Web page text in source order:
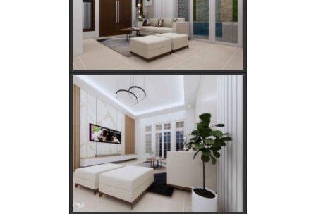
Rahasia Memilih Hari Baik untuk Membangun Rumah
Menurut Hitungan Jawa
Keajaiban Lukisan Panen Padi dalam Feng Shui
Mimpi Tikus Masuk Rumah: Apa Makna Sebenarnya?
Fungsi dan Ukuran MCB dalam Sistem Kelistrikan
Apakah Feng Shui Buruk Jika Memiliki Tanaman Hias